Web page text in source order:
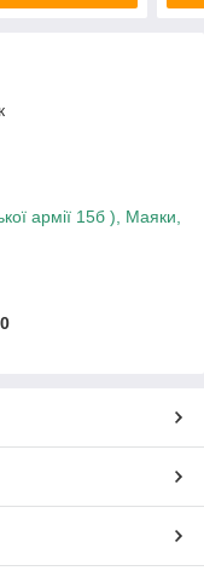
армії 15б ), Маяки,